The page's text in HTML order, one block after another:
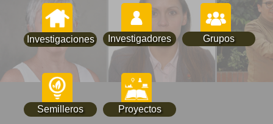
Investigaciones Investigadores Grupos
Semilleros Proyectos